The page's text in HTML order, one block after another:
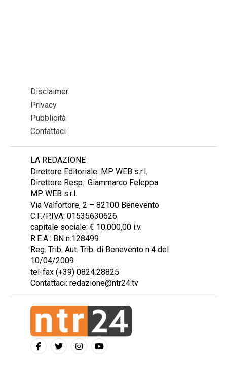
Disclaimer
Privacy
Pubblicità
Contattaci
LA REDAZIONE
Direttore Editoriale: MP WEB s.r.l.
Direttore Resp.: Giammarco Feleppa
MP WEB s.r.l.
Via Valfortore, 2 – 82100 Benevento
C.F./P.IVA: 01535630626
capitale sociale: € 10.000,00 i.v.
R.E.A.: BN n.128499
Reg. Trib. Aut. Trib. di Benevento n.4 del
10/04/2009
tel-fax (+39) 0824.28825
Contattaci: redazione@ntr24.tv